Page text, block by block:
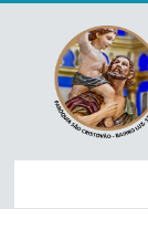
content
São